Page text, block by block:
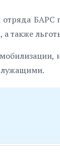
БАРС
также